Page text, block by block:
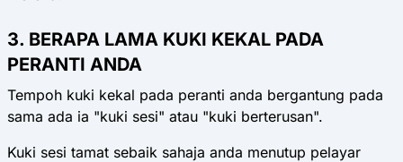
3. BERAPA LAMA KUKI KEKAL PADA
PERANTI ANDA
Tempoh kuki kekal pada peranti anda bergantung pada
sama ada ia "kuki sesi" atau "kuki berterusan".
Kuki sesi tamat sebaik sahaja anda menutup pelayar